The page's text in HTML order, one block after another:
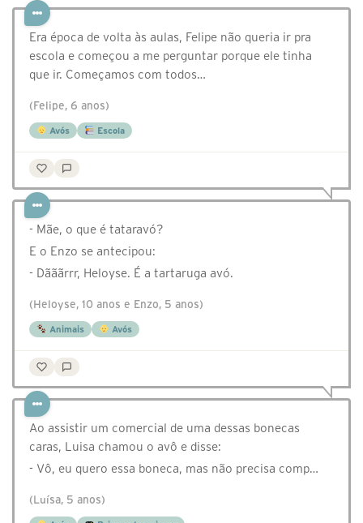
Era época de volta às aulas, Felipe não queria ir pra
escola e começou a me perguntar porque ele tinha
que ir. Começamos com todos…
(Felipe, 6 anos)
Avós Escola
- Mãe, o que é tataravó?
E o Enzo se antecipou:
- Dãããrrr, Heloyse. É a tartaruga avó.
(Heloyse, 10 anos e Enzo, 5 anos)
Animais Avós
Ao assistir um comercial de uma dessas bonecas
caras, Luisa chamou o avô e disse:
- Vô, eu quero essa boneca, mas não precisa comp…
(Luísa, 5 anos)